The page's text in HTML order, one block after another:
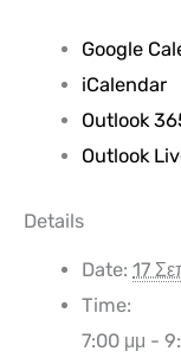
Google
iCalendar
Outlook
Outlook
Details
Date: 17
Time:
7:00 μμ -